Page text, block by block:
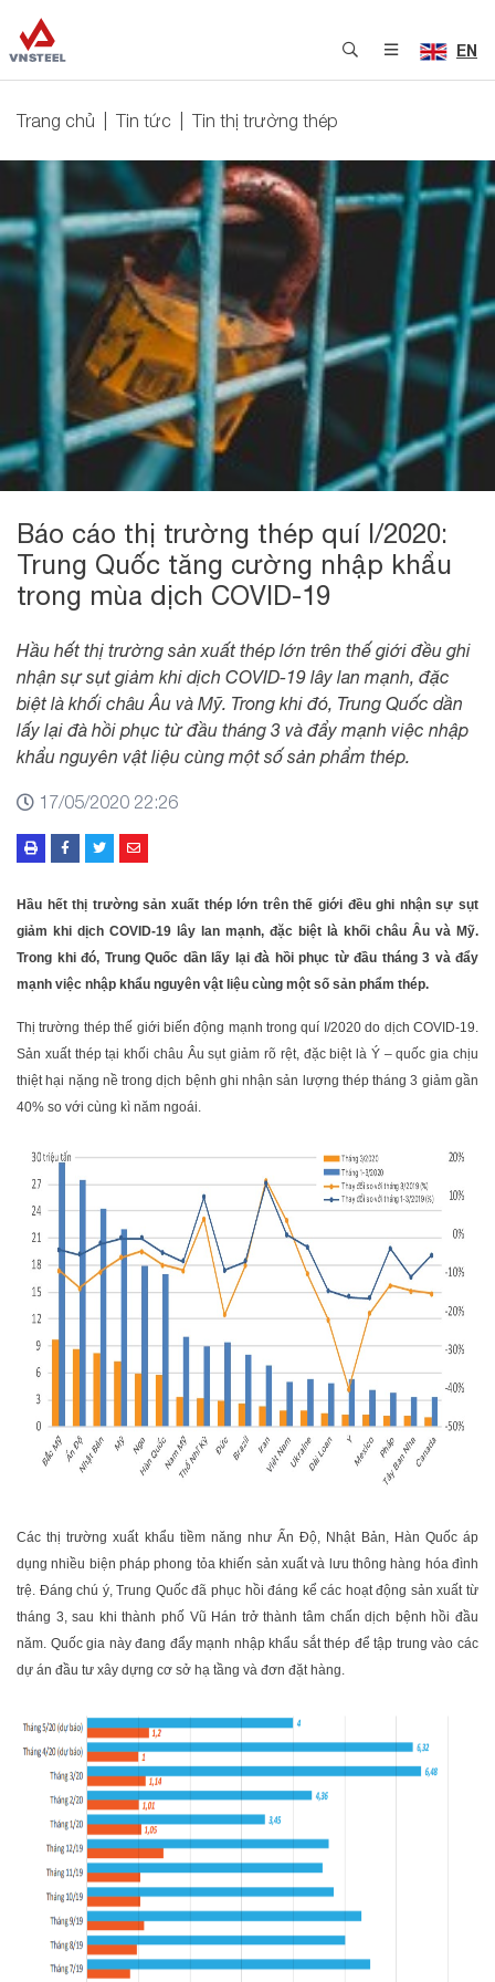
EN
Trang chủ Tin tức Tin thị trường thép
Báo cáo thị trường thép quí I/2020:
Trung Quốc tăng cường nhập khẩu
trong mùa dịch COVID-19
Hầu hết thị trường sản xuất thép lớn trên thế giới đều ghi
nhận sự sụt giảm khi dịch COVID-19 lây lan mạnh, đặc
biệt là khối châu Âu và Mỹ. Trong khi đó, Trung Quốc dần
lấy lại đà hồi phục từ đầu tháng 3 và đẩy mạnh việc nhập
khẩu nguyên vật liệu cùng một số sản phẩm thép.
17/05/2020 22:26
Hầu hết thị trường sản xuất thép lớn trên thế giới đều ghi nhận sự sụt
giảm khi dịch COVID-19 lây lan mạnh, đặc biệt là khối châu Âu và Mỹ.
Trong khi đó, Trung Quốc dần lấy lại đà hồi phục từ đầu tháng 3 và đẩy
mạnh việc nhập khẩu nguyên vật liệu cùng một số sản phẩm thép.
Thị trường thép thế giới biến động mạnh trong quí I/2020 do dịch COVID-19.
Sản xuất thép tại khối châu Âu sụt giảm rõ rệt, đặc biệt là Ý – quốc gia chịu
thiệt hại nặng nề trong dịch bệnh ghi nhận sản lượng thép tháng 3 giảm gần
40% so với cùng kì năm ngoái.
Các thị trường xuất khẩu tiềm năng như Ấn Độ, Nhật Bản, Hàn Quốc áp
dụng nhiều biện pháp phong tỏa khiến sản xuất và lưu thông hàng hóa đình
trệ. Đáng chú ý, Trung Quốc đã phục hồi đáng kể các hoạt động sản xuất từ
tháng 3, sau khi thành phố Vũ Hán trở thành tâm chấn dịch bệnh hồi đầu
năm. Quốc gia này đang đẩy mạnh nhập khẩu sắt thép để tập trung vào các
dự án đầu tư xây dựng cơ sở hạ tầng và đơn đặt hàng.